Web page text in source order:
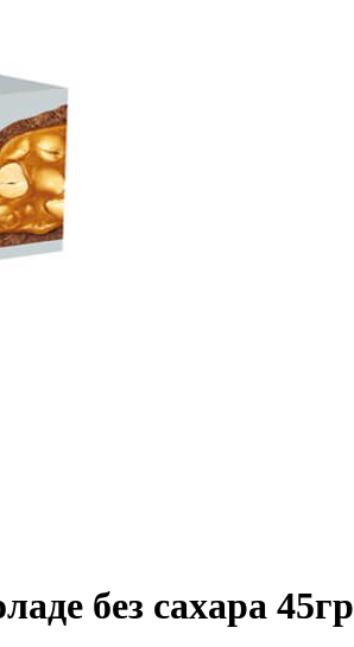
без сахара 45гр